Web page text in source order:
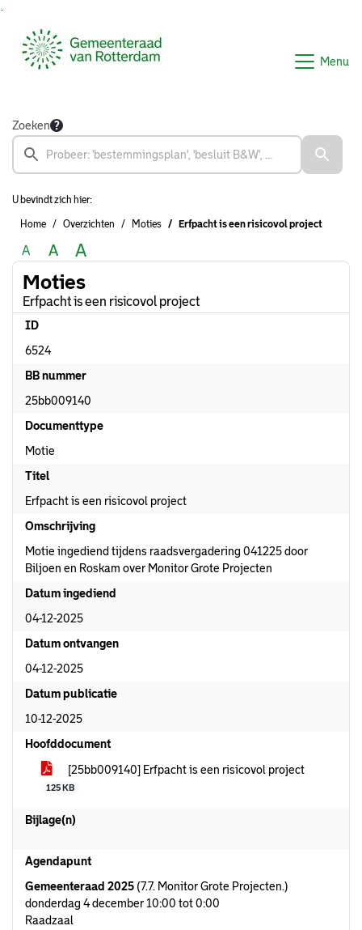
Menu
Zoeken
U bevindt zich hier:
Home Overzichten Moties Erfpacht is een risicovol project
A A A
Moties
Erfpacht is een risicovol project
ID
6524
BB nummer
25bb009140
Documenttype
Motie
Titel
Erfpacht is een risicovol project
Omschrijving
Motie ingediend tijdens raadsvergadering 041225 door
Biljoen en Roskam over Monitor Grote Projecten
Datum ingediend
04-12-2025
Datum ontvangen
04-12-2025
Datum publicatie
10-12-2025
Hoofddocument
[25bb009140] Erfpacht is een risicovol project
125 KB
Bijlage(n)
Agendapunt
Gemeenteraad 2025 (7.7. Monitor Grote Projecten.)
donderdag 4 december 10:00 tot 0:00
Raadzaal